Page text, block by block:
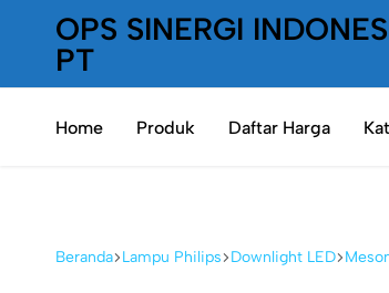
OPS SINERGI
PT
PT
SInergi
Oneplaceshop
Home Produk Daftar Harga
Beranda Lampu Philips Downlight LED